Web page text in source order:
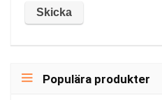
Populära produkter